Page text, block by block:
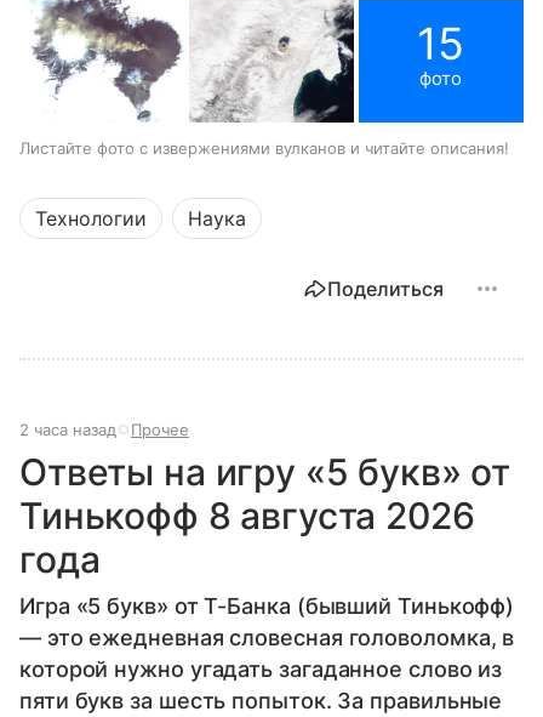
15
фото
Листайте фото с извержениями вулканов и читайте описания!
Технологии Наука
Поделиться
2 часа назад Прочее
Ответы на игру «5 букв» от
Тинькофф 8 августа 2026
года
Игра «5 букв» от Т-Банка (бывший Тинькофф)
— это ежедневная словесная головоломка, в
которой нужно угадать загаданное слово из
пяти букв за шесть попыток. За правильные